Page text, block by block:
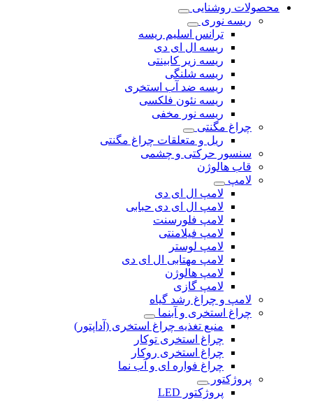
محصولات روشنایی
ریسه نوری
ترانس اسلیم ریسه
ریسه ال ای دی
ریسه زیر کابینتی
ریسه شلنگی
ریسه ضد آب استخری
ریسه نئون فلکسی
ریسه نور مخفی
چراغ مگنتی
ریل و متعلقات چراغ مگنتی
سنسور حرکتی و چشمی
قاب هالوژن
لامپ
لامپ ال ای دی
لامپ ال ای دی حبابی
لامپ فلورسنت
لامپ فیلامنتی
لامپ لوستر
لامپ مهتابی ال ای دی
لامپ هالوژن
لامپ گازی
لامپ و چراغ رشد گیاه
چراغ استخری و آبنما
منبع تغذیه چراغ استخری (آداپتور)
چراغ استخری توکار
چراغ استخری روکار
چراغ فواره ای و آب نما
پروژکتور
پروژکتور LED